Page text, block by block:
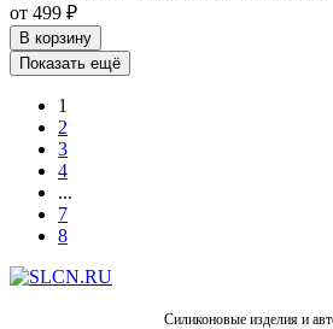
от 499 ₽
В корзину
Показать ещё
1
2
3
4
...
7
8
Силиконовые изделия и